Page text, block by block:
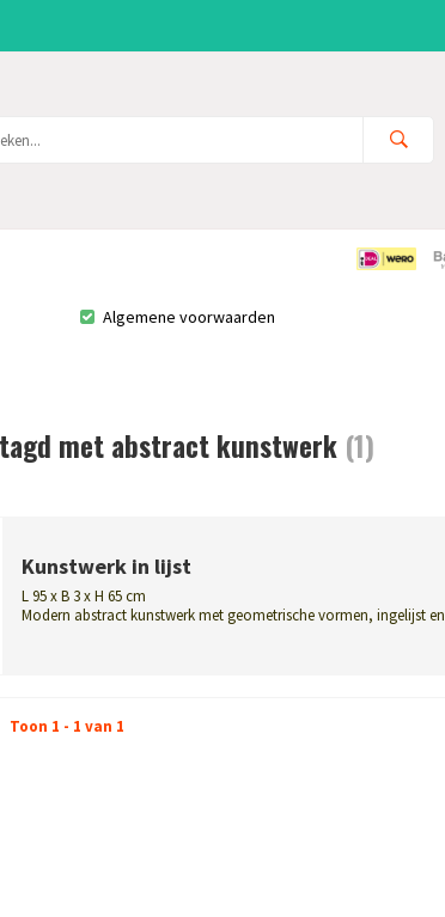
Algemene voorwaarden
met abstract kunstwerk (1)
Kunstwerk in lijst
L 95 x B 3 x H 65 cm
Modern abstract kunstwerk met geometrische vormen, ingelijst en
Toon 1 - 1 van 1